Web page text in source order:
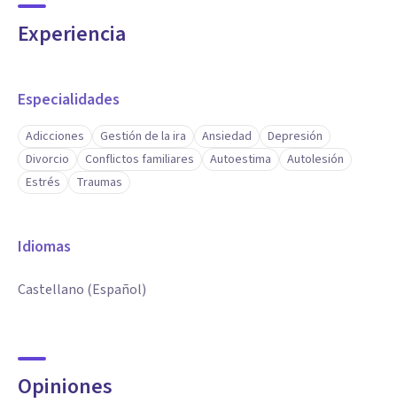
Experiencia
Especialidades
Adicciones Gestión de la ira Ansiedad
Depresión
Divorcio
Conflictos familiares Autoestima
Autolesión
Estrés
Traumas
Idiomas
Castellano (Español)
Opiniones